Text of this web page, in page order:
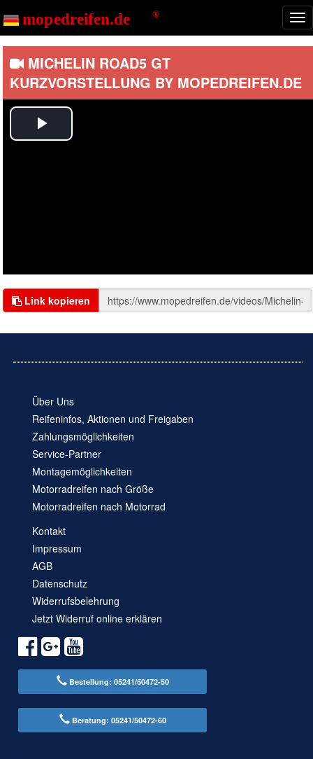
Videos
MICHELIN ROAD5 GT
KURZVORSTELLUNG BY MOPEDREIFEN.DE
Play
Link kopieren
Über Uns
Reifeninfos, Aktionen und Freigaben
Zahlungsmöglichkeiten
Service-Partner
Montagemöglichkeiten
Motorradreifen nach Größe
Motorradreifen nach Motorrad
Kontakt
Impressum
AGB
Datenschutz
Widerrufsbelehrung
Jetzt Widerruf online erklären
Bestellung: 05241/50472-50
Beratung: 05241/50472-60